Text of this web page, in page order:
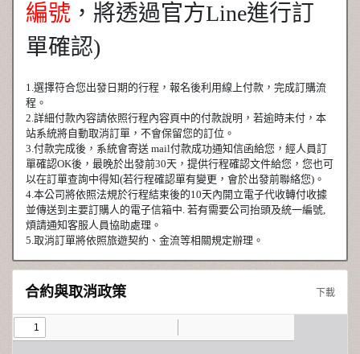
編號 ，將透過官方Line進行訂
單確認)
1.選擇符合您出發日期的行程，報名後利用線上付款，完成訂購流
程。
2.詳細付款內容請依照行程內容頁中的付款說明，若逾時未付，本
站系統將自動取消訂單，不會保留您的訂位。
3.付款完成後，系統會寄送 mail付款成功通知信函給您，經人員訂
單確認OK後，最晚於出發前30天，提供行程確認文件給您，您也可
以在訂單查詢中得知(若行程確認單有變更，會於出發前聯絡您)。
4.本公司將依照法規於行程結束後的10天內開立電子代收轉付收據
並傳送到主要訂購人的電子信箱中. 若有需要公司抬頭及統一編號,
煩請通知客服人員協助處理。
5.取消訂單將依照旅遊契約、金流等相關規定辦理。
合約與取消政策 下載